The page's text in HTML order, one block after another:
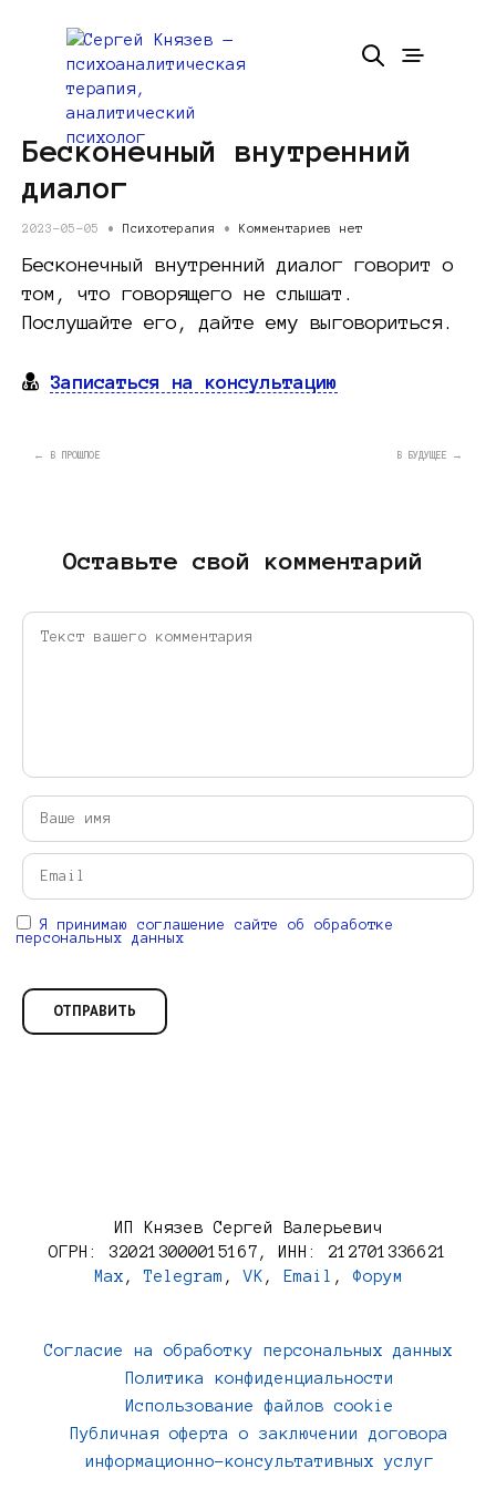
Бесконечный внутренний
диалог
2023-05-05 • Психотерапия • Комментариев нет
Бесконечный внутренний диалог говорит о
том, что говорящего не слышат.
Послушайте его, дайте ему выговориться.
Записаться на консультацию
← В ПРОШЛОЕ В БУДУЩЕЕ →
Оставьте свой комментарий
Я принимаю соглашение сайте об обработке
персональных данных
ИП Князев Сергей Валерьевич
ОГРН: 320213000015167, ИНН: 212701336621
Max ,Telegram ,VK , Email , Форум
Согласие на обработку персональных данных
Политика конфиденциальности
Использование файлов cookie
Публичная оферта о заключении договора
информационно-консультативных услуг